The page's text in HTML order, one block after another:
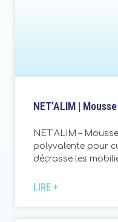
NET’ALIM |
NET’ALIM –
polyvalente pour
décrasse les
LIRE +